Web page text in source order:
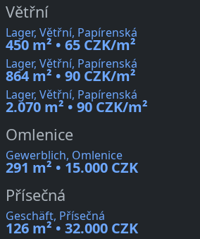
Větřní
Lager, Větřní, Papírenská
450 m² • 65 CZK/m²
Lager, Větřní, Papírenská
864 m² • 90 CZK/m²
Lager, Větřní, Papírenská
2.070 m² • 90 CZK/m²
Omlenice
Gewerblich, Omlenice
291 m² • 15.000 CZK
Přísečná
Geschäft, Přísečná
126 m² • 32.000 CZK